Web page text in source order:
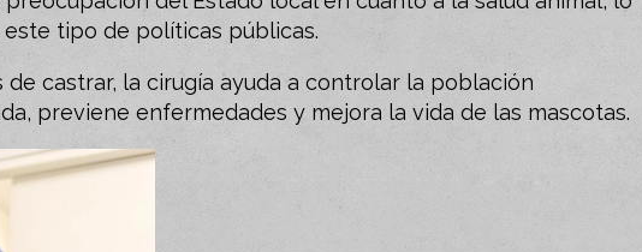
tipo de políticas públicas.
castrar, la cirugía ayuda a controlar la población
previene enfermedades y mejora la vida de las mascotas.